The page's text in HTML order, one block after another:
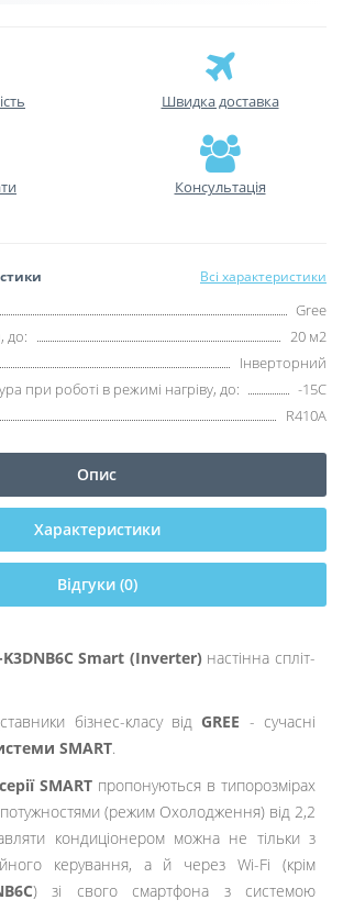
Швидка доставка
Консультація
Всі характеристики
Gree
до:
20 м2
Інверторний
при роботі в режимі нагріву, до:
-15С
R410А
Опис
Характеристики
Відгуки (0)
K3DNB6C Smart (Inverter) настінна спліт-
бізнес-класу відGREE - сучасні
SMART.
SMART пропонуються в типорозмірах
(режим Охолодження) від 2,2
кондиціонером можна не тільки з
керування, а й через Wi-Fi (крім
) зі свого смартфона з системою